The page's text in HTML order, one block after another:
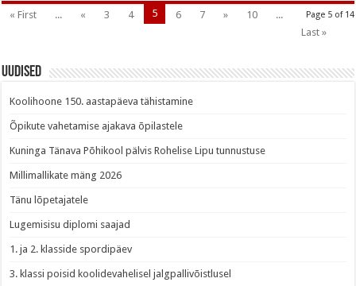
Page 5 of 14
« First ... « 3 4 5 6 7 » 10
...
Last »
Uudised
Koolihoone 150. aastapäeva tähistamine
Õpikute vahetamise ajakava õpilastele
Kuninga Tänava Põhikool pälvis Rohelise Lipu tunnustuse
Millimallikate mäng 2026
Tänu lõpetajatele
Lugemisisu diplomi saajad
1. ja 2. klasside spordipäev
3. klassi poisid koolidevahelisel jalgpallivõistlusel